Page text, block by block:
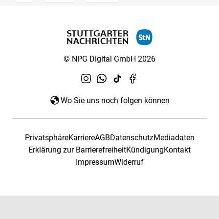
© NPG Digital GmbH 2026
Wo Sie uns noch folgen können
PrivatsphäreKarriereAGBDatenschutzMediadaten
Erklärung zur BarrierefreiheitKündigungKontakt
ImpressumWiderruf